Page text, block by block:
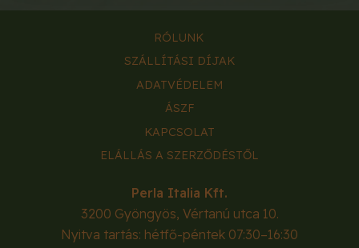
RÓLUNK
SZÁLLÍTÁSI DÍJAK
ADATVÉDELEM
ÁSZF
KAPCSOLAT
ELÁLLÁS A SZERZŐDÉSTŐL
Perla Italia Kft.
3200 Gyöngyös, Vértanú utca 10.
Nyitva tartás: hétfő-péntek 07:30–16:30